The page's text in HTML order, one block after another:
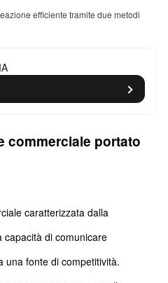
efficiente tramite due metodi
commerciale portato
caratterizzata dalla
capacità di comunicare
una fonte di competitività.